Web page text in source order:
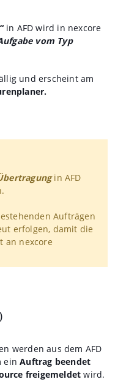
in AFD wird in nexcore
vom Typ
und erscheint am
in AFD
Aufträgen
erfolgen, damit die
an nexcore
werden aus dem AFD
einAuftrag beendet
freigemeldet wird.